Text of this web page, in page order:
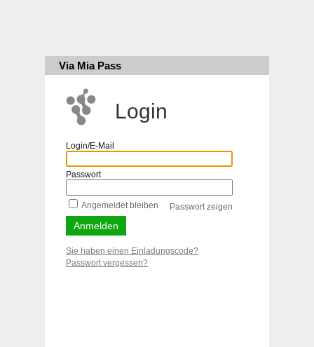
Via Mia Pass
Login
Login/E-Mail
Passwort
Angemeldet bleiben Passwort zeigen
Sie haben einen Einladungscode?
Passwort vergessen?